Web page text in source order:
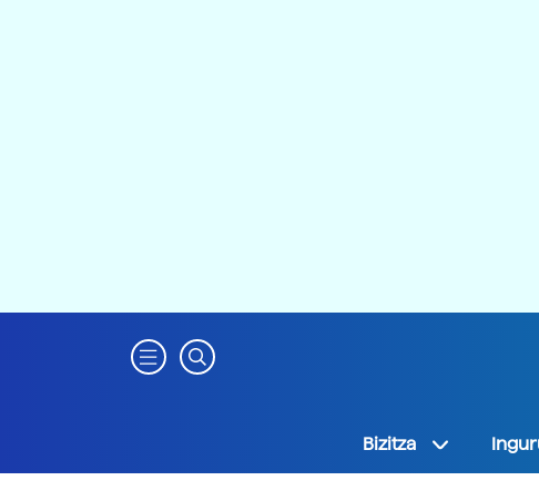
Bizitza